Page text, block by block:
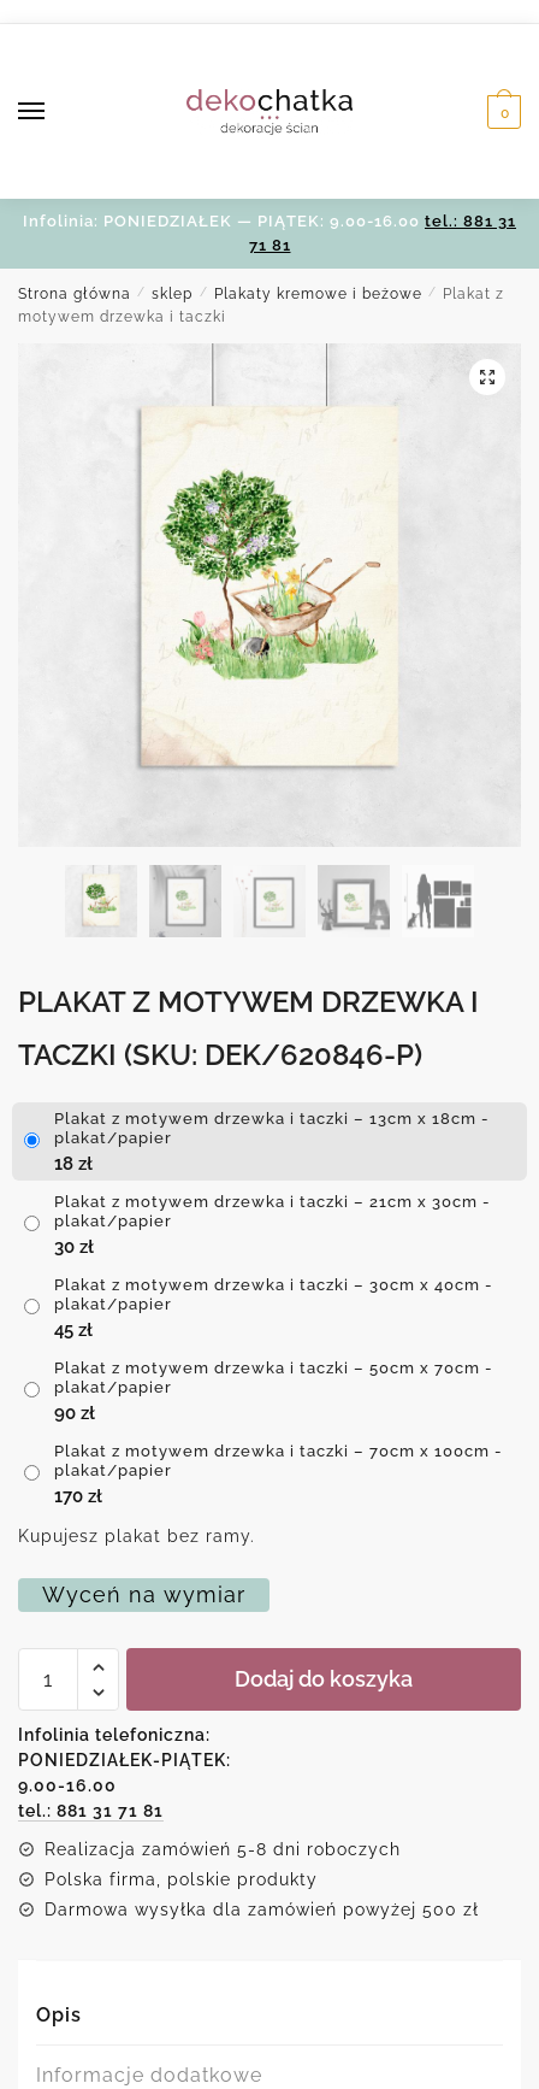
0
Infolinia: PONIEDZIAŁEK — PIĄTEK: 9.00-16.00 tel.: 881 31
71 81
Strona główna / sklep / Plakaty kremowe i beżowe /
Plakat z
motywem drzewka i taczki
PLAKAT Z MOTYWEM DRZEWKA I
TACZKI (SKU: DEK/620846-P)
Plakat z motywem drzewka i taczki – 13cm x 18cm -
plakat/papier
18 zł
Plakat z motywem drzewka i taczki – 21cm x 30cm -
plakat/papier
30 zł
Plakat z motywem drzewka i taczki – 30cm x 40cm -
plakat/papier
45 zł
Plakat z motywem drzewka i taczki – 50cm x 70cm -
plakat/papier
90 zł
Plakat z motywem drzewka i taczki – 70cm x 100cm -
plakat/papier
170 zł
Kupujesz plakat bez ramy.
Wyceń na wymiar
Plakat
drzewka
i
taczki
Dodaj do koszyka
Infolinia telefoniczna:
PONIEDZIAŁEK-PIĄTEK:
9.00-16.00
tel.: 881 31 71 81
Realizacja zamówień 5-8 dni roboczych
Polska firma, polskie produkty
Darmowa wysyłka dla zamówień powyżej 500 zł
Opis
Informacje dodatkowe